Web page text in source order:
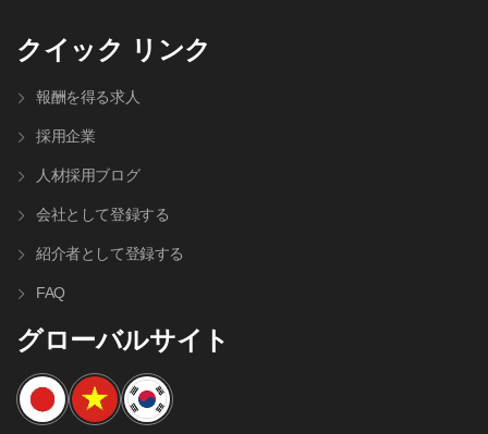
クイック リンク
報酬を得る求人
採用企業
人材採⽤ブログ
会社として登録する
紹介者として登録する
FAQ
グローバルサイト